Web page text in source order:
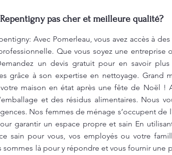
pas cher et meilleure qualité?
Avec Pomerleau, vous avez accès à
Que vous soyez une entreprise
un devis gratuit pour en savoir
grâce à son expertise en nettoyage. Grand
maison en état après une fête de Noël
et des résidus alimentaires. Nous
Nos femmes de ménage s’occupent
garantir un espace propre et sain En
sain pour vous, vos employés ou votre
sommes là pour y répondre et vous fournir une